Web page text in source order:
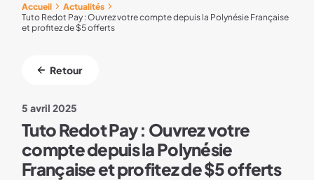
Accueil
Actualités
Tuto Redot Pay : Ouvrez votre compte depuis la Polynésie Française
et profitez de $5 offerts
Retour
5 avril 2025
Tuto Redot Pay : Ouvrez votre
compte depuis la Polynésie
Française et profitez de $5 offerts